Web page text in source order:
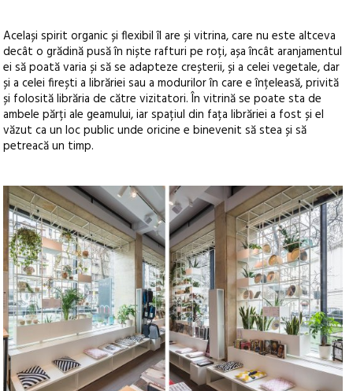
Același spirit organic și flexibil îl are și vitrina, care nu este altceva
decât o grădină pusă în niște rafturi pe roți, așa încât aranjamentul
ei să poată varia și să se adapteze creșterii, și a celei vegetale, dar
și a celei firești a librăriei sau a modurilor în care e înțeleasă, privită
și folosită librăria de către vizitatori. În vitrină se poate sta de
ambele părți ale geamului, iar spațiul din fața librăriei a fost și el
văzut ca un loc public unde oricine e binevenit să stea și să
petreacă un timp.